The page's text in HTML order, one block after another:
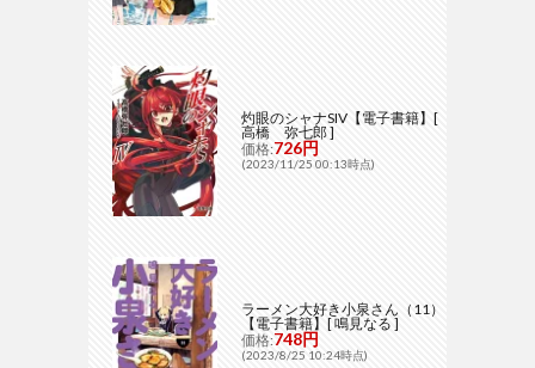
灼眼のシャナSIV【電子書籍】[
高橋 弥七郎 ]
価格:726円
(2023/11/25 00:13時点)
ラーメン大好き小泉さん（11）
【電子書籍】[ 鳴見なる ]
価格:748円
(2023/8/25 10:24時点)